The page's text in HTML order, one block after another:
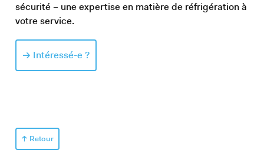
sécurité – une expertise en matière de réfrigération à
votre service.
Intéressé-e ?
Retour